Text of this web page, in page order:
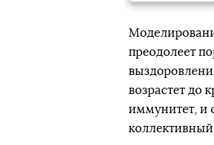
преодолеет
возрастет до
иммунитет, и
коллективный